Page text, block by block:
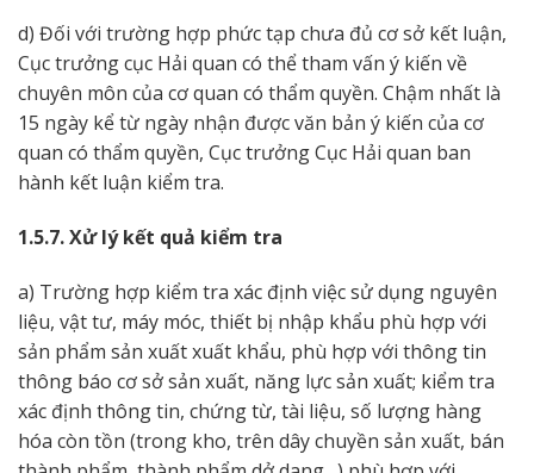
d) Đối với trường hợp phức tạp chưa đủ cơ sở kết luận,
Cục trưởng cục Hải quan có thể tham vấn ý kiến về
chuyên môn của cơ quan có thẩm quyền. Chậm nhất là
15 ngày kể từ ngày nhận được văn bản ý kiến của cơ
quan có thẩm quyền, Cục trưởng Cục Hải quan ban
hành kết luận kiểm tra.
1.5.7. Xử lý kết quả kiểm tra
a) Trường hợp kiểm tra xác định việc sử dụng nguyên
liệu, vật tư, máy móc, thiết bị nhập khẩu phù hợp với
sản phẩm sản xuất xuất khẩu, phù hợp với thông tin
thông báo cơ sở sản xuất, năng lực sản xuất; kiểm tra
xác định thông tin, chứng từ, tài liệu, số lượng hàng
hóa còn tồn (trong kho, trên dây chuyền sản xuất, bán